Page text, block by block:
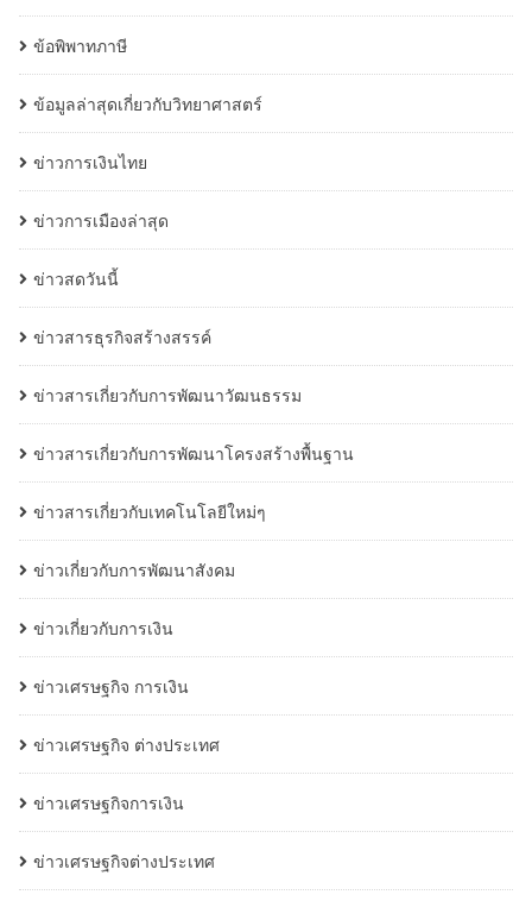
ข้อพิพาทภาษี
ข้อมูลล่าสุดเกี่ยวกับวิทยาศาสตร์
ข่าวการเงินไทย
ข่าวการเมืองล่าสุด
ข่าวสดวันนี้
ข่าวสารธุรกิจสร้างสรรค์
ข่าวสารเกี่ยวกับการพัฒนาวัฒนธรรม
ข่าวสารเกี่ยวกับการพัฒนาโครงสร้างพื้นฐาน
ข่าวสารเกี่ยวกับเทคโนโลยีใหม่ๆ
ข่าวเกี่ยวกับการพัฒนาสังคม
ข่าวเกี่ยวกับการเงิน
ข่าวเศรษฐกิจ การเงิน
ข่าวเศรษฐกิจ ต่างประเทศ
ข่าวเศรษฐกิจการเงิน
ข่าวเศรษฐกิจต่างประเทศ